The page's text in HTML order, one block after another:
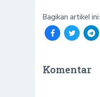
Bagikan artikel ini:
Komentar